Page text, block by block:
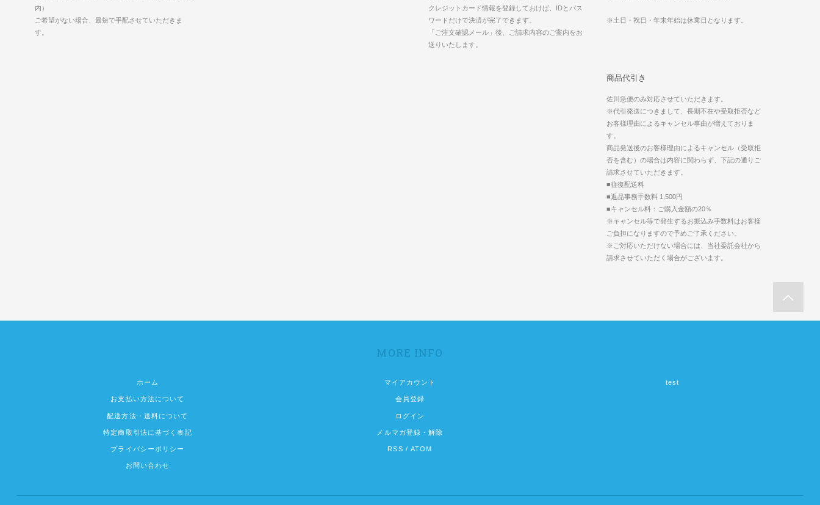
内）
ご希望がない場合、最短で手配させていただきま
す。
クレジットカード情報を登録しておけば、IDとパス
ワードだけで決済が完了できます。
「ご注文確認メール」後、ご請求内容のご案内をお
送りいたします。
※土日・祝日・年末年始は休業日となります。
商品代引き
佐川急便のみ対応させていただきます。
※代引発送につきまして、長期不在や受取拒否など
お客様理由によるキャンセル事由が増えておりま
す。
商品発送後のお客様理由によるキャンセル（受取拒
否を含む）の場合は内容に関わらず、下記の通りご
請求させていただきます。
■往復配送料
■返品事務手数料 1,500円
■キャンセル料：ご購入金額の20％
※キャンセル等で発生するお振込み手数料はお客様
ご負担になりますので予めご了承ください。
※ご対応いただけない場合には、当社委託会社から
請求させていただく場合がございます。
MORE INFO
ホーム
お支払い方法について
配送方法・送料について
特定商取引法に基づく表記
プライバシーポリシー
お問い合わせ
マイアカウント
会員登録
ログイン
メルマガ登録・解除
RSS /ATOM
test